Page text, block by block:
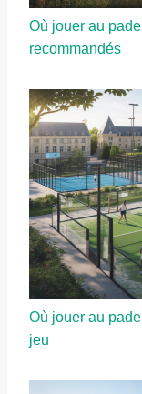
Où jouer au
recommandés
Où jouer au
jeu